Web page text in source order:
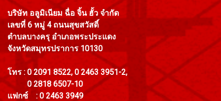
บริษัท อลูมิเนียม ฉื่อ จิ้น ฮั้ว จำกัด
เลขที่ 6 หมู่ 4 ถนนสุขสวัสดิ์
ตำบลบางครุ อำเภอพระประแดง
จังหวัดสมุทรปราการ 10130
โทร : 0 2091 8522, 0 2463 3951-2,
0 2818 6507-10
แฟกซ์ : 0 2463 3949